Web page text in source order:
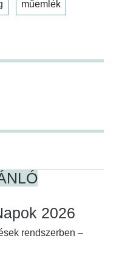
műemlék
2026
rendszerben –